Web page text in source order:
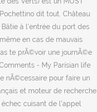
dit tout. Château
Bâtie à l'entrée du port des
en cas de mauvais
te prÃ©voir une journÃ©e
- My Parisian life
nÃ©cessaire pour faire un
et moteur de recherche
cuisant de l'appel